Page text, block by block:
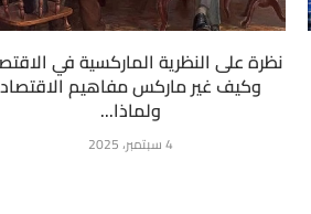
نظرة على النظرية الماركسية في
وكيف غير ماركس مفاهيم الاقتصاد
ولماذا...
4 سبتمبر، 2025